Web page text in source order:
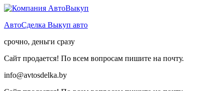
Skip
content
АвтоСделка Выкуп авто
срочно, деньги сразу
Сайт продается! По всем вопросам пишите на почту.
info@avtosdelka.by